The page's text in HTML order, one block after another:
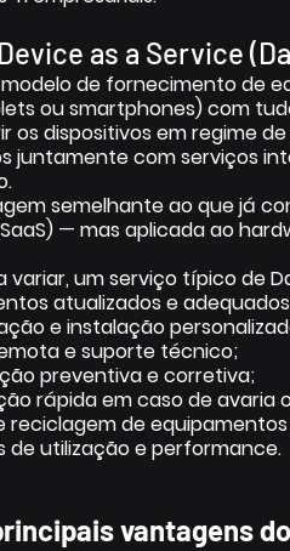
as a Service
modelo de fornecimento
ou smartphones) com
os dispositivos em regime
juntamente com serviços
semelhante ao que já
— mas aplicada ao
variar, um serviço típico de
atualizados e
e instalação
e suporte técnico;
preventiva e corretiva;
rápida em caso de avaria
reciclagem de
de utilização e performance.
vantagens